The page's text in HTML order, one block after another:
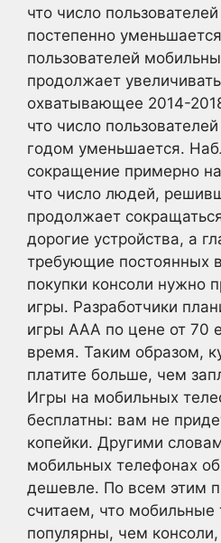
что число
постепенно
пользователей
продолжает
охватывающее 2014-
что число
годом уменьшается.
сокращение примерно на
что число людей,
продолжает
дорогие устройства, а
требующие постоянных
покупки консоли нужно
игры. Разработчики
игры AAA по цене от 70
время. Таким образом,
платите больше, чем
Игры на мобильных
бесплатны: вам не
копейки. Другими
мобильных телефонах
дешевле. По всем этим
считаем, что
популярны, чем консоли,